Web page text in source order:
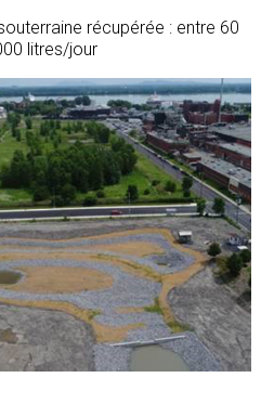
récupérée : entre 60
litres/jour